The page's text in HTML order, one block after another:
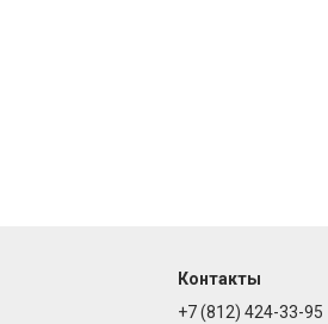
Контакты
+7 (812) 424-33-95